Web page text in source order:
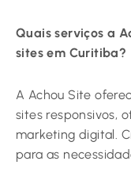
Quais serviços a
sites em Curitiba?
A Achou Site
sites responsivos,
marketing digital.
para as